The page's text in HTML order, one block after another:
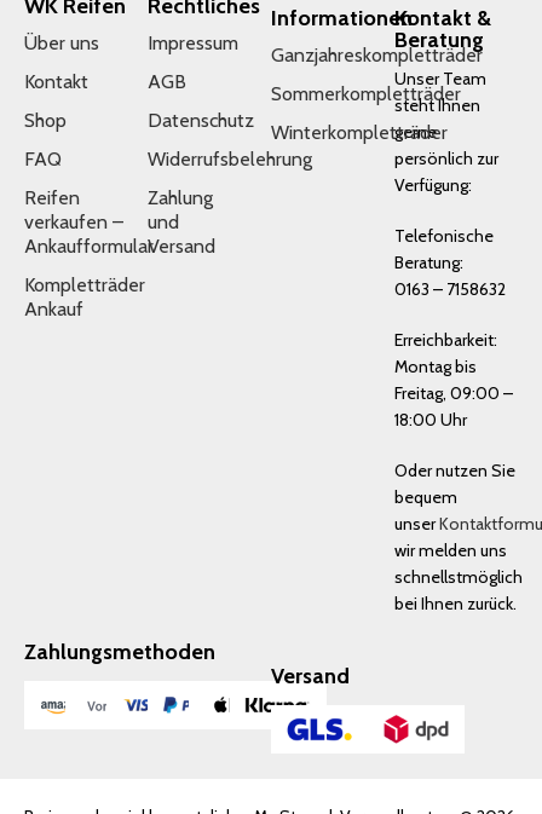
WK Reifen
Über uns
Kontakt
Shop
FAQ
Reifen
verkaufen –
Ankaufformular
Kompletträder
Ankauf
Rechtliches
Impressum
AGB
Datenschutz
Widerrufsbelehrung
Zahlung
und
Versand
Informationen
Ganzjahreskompletträder
Sommerkompletträder
Winterkompletträder
Kontakt &
Beratung
Unser Team
steht Ihnen
gerne
persönlich zur
Verfügung:
Telefonische
Beratung:
0163 – 7158632
Erreichbarkeit:
Montag bis
Freitag, 09:00 –
18:00 Uhr
Oder nutzen Sie
bequem
unser
wir melden uns
schnellstmöglich
bei Ihnen zurück.
Zahlungsmethoden
Versand